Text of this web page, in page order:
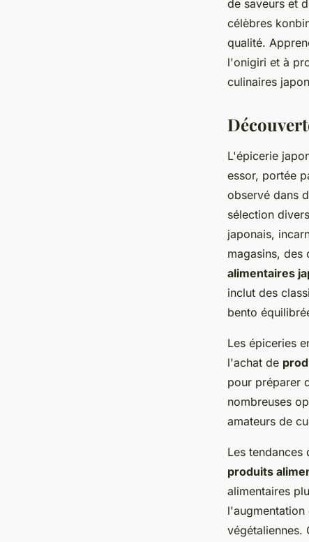
de saveurs et
célèbres
qualité.
l'onigiri et à
culinaires
L'épicerie
essor, portée
observé dans
sélection
japonais,
magasins, des
alimentaires
inclut des
bento
Les épiceries
l'achat de
pour préparer
nombreuses
amateurs de
Les tendances
produits
alimentaires
végétaliennes.